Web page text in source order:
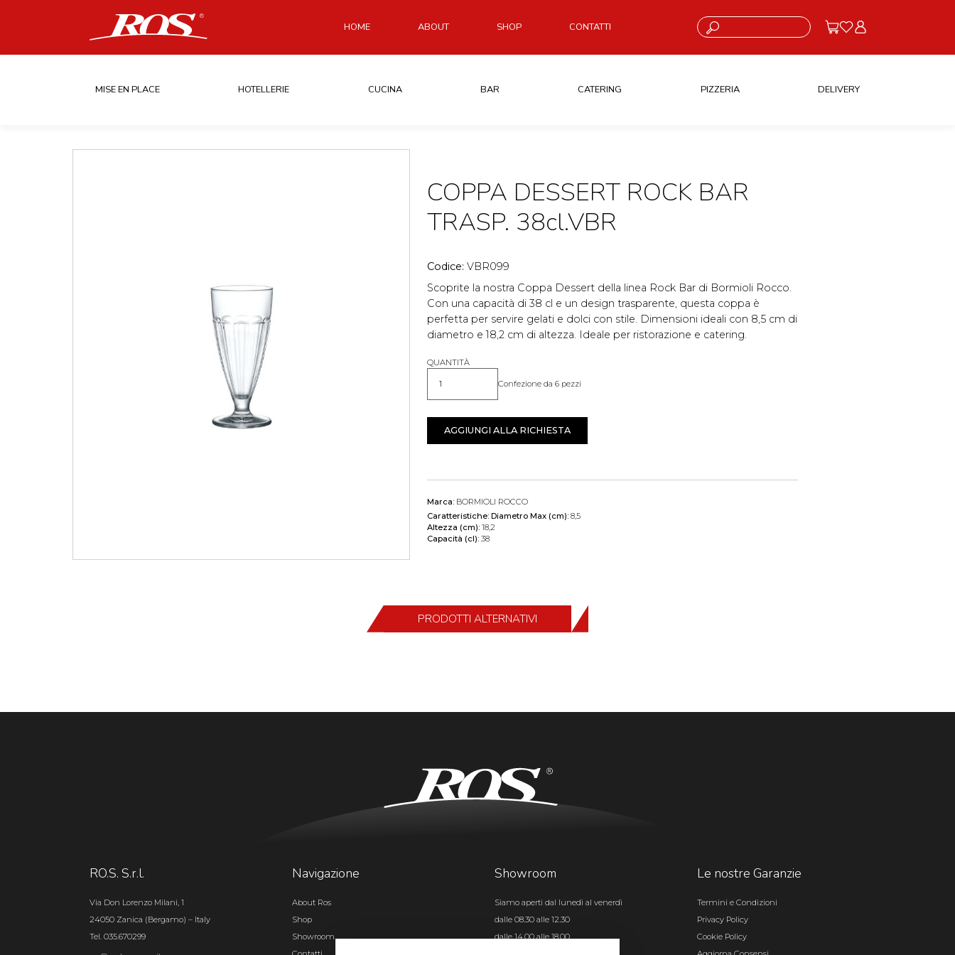
HOME ABOUT SHOP CONTATTI Cosa stai cercando?
MISE EN PLACE HOTELLERIE CUCINA BAR CATERING PIZZERIA DELIVERY
COPPA DESSERT ROCK BAR
TRASP. 38cl.VBR
Codice: VBR099
Scoprite la nostra Coppa Dessert della linea Rock Bar di Bormioli Rocco.
Con una capacità di 38 cl e un design trasparente, questa coppa è
perfetta per servire gelati e dolci con stile. Dimensioni ideali con 8,5 cm di
diametro e 18,2 cm di altezza. Ideale per ristorazione e catering.
QUANTITÀ
Quantità Confezione da 6 pezzi
AGGIUNGI ALLA RICHIESTA
Marca: BORMIOLI ROCCO
Caratteristiche: Diametro Max (cm): 8,5
Altezza (cm): 18,2
Capacità (cl): 38
PRODOTTI ALTERNATIVI
RO.S. S.r.l.
Via Don Lorenzo Milani, 1
24050 Zanica (Bergamo) – Italy
Tel. 035.670299
Navigazione
About Ros
Shop
Showroom
Showroom
Siamo aperti dal lunedì al venerdì
dalle 08.30 alle 12.30
dalle 14.00 alle 18.00
Le nostre Garanzie
Termini e Condizioni
Privacy Policy
Cookie Policy